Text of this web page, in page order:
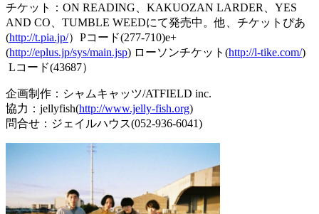
チケット：ON READING、KAKUOZAN LARDER、YES
AND CO、TUMBLE WEEDにて発売中。他、チケットぴあ
(http://t.pia.jp/）Pコード(277-710)e+
(http://eplus.jp/sys/main.jsp) ローソンチケット(http://l-tike.com/)
Lコード(43687）
企画制作： シャムキャッツ/ATFIELD inc.
協力：jellyfish(http://www.jelly-fish.org)
問合せ：ジェイルハウス(052-936-6041)